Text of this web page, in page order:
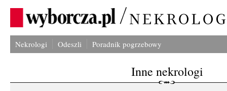
Nekrologi Odeszli Poradnik pogrzebowy
Inne nekrologi